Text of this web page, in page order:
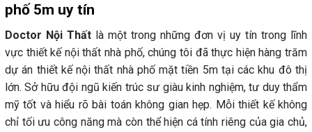
phố 5m uy tín
Doctor Nội Thất là một trong những đơn vị uy tín trong lĩnh
vực thiết kế nội thất nhà phố, chúng tôi đã thực hiện hàng trăm
dự án thiết kế nội thất nhà phố mặt tiền 5m tại các khu đô thị
lớn. Sở hữu đội ngũ kiến trúc sư giàu kinh nghiệm, tư duy thẩm
mỹ tốt và hiểu rõ bài toán không gian hẹp. Mỗi thiết kế không
chỉ tối ưu công năng mà còn thể hiện cá tính riêng của gia chủ,